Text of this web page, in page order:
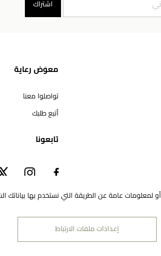
اشتراك
معوَض رعاية
تواصلوا معنا
أتبع طلبك
تابعونا​
أو لمعلومات عامة عن الطريقة التي نستخدم بها بياناتك
إعدادات ملفات الارتباط